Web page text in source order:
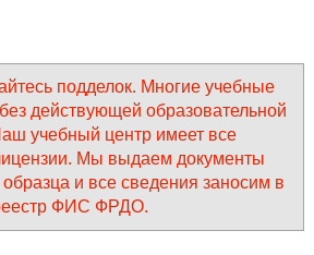
подделок. Многие учебные
действующей образовательной
учебный центр имеет все
Мы выдаем документы
образца и все сведения заносим в
ФИС ФРДО.